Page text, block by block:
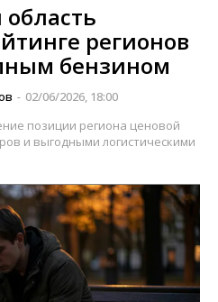
регионов
бензином
- 02/06/2026, 18:00
позиции региона ценовой
и выгодными логистическими